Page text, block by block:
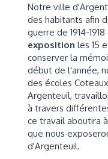
Notre ville
des habitants afin
guerre de 1914-
exposition les 15
conserver la
début de l'année,
des écoles
Argenteuil,
à travers
ce travail aboutira
que nous
d'Argenteuil.